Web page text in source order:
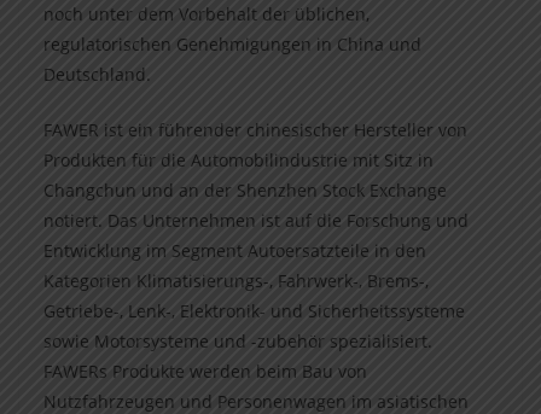
noch unter dem Vorbehalt der üblichen,
regulatorischen Genehmigungen in China und
Deutschland.
FAWER ist ein führender chinesischer Hersteller von
Produkten für die Automobilindustrie mit Sitz in
Changchun und an der Shenzhen Stock Exchange
notiert. Das Unternehmen ist auf die Forschung und
Entwicklung im Segment Autoersatzteile in den
Kategorien Klimatisierungs-, Fahrwerk-, Brems-,
Getriebe-, Lenk-, Elektronik- und Sicherheitssysteme
sowie Motorsysteme und -zubehör spezialisiert.
FAWERs Produkte werden beim Bau von
Nutzfahrzeugen und Personenwagen im asiatischen